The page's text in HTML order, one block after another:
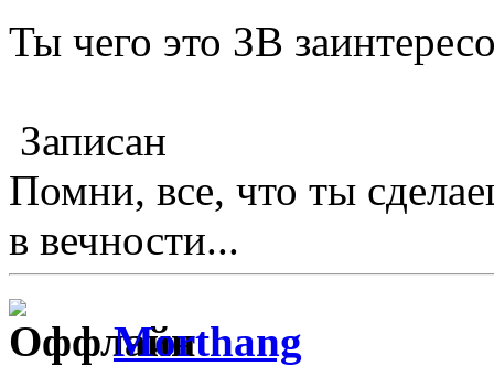
Ты чего это ЗВ
Записан
Помни, все, что ты
в вечности...
Morthang